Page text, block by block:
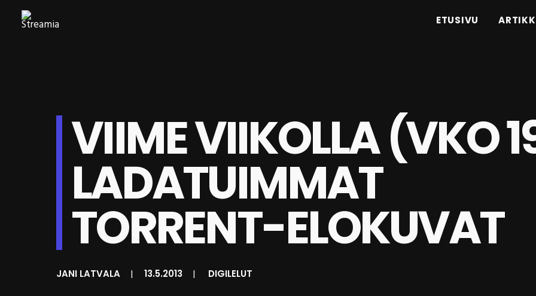
ETUSIVU
VIIME VIIKOLLA (VKO
LADATUIMMAT
TORRENT-ELOKUVAT
JANI LATVALA | 13.5.2013 | DIGILELUT